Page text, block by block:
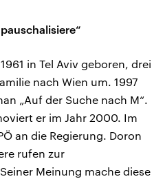
in Tel Aviv geboren, drei
nach Wien um. 1997
„Auf der Suche nach M“.
er im Jahr 2000. Im
an die Regierung. Doron
rufen zur
Meinung mache diese